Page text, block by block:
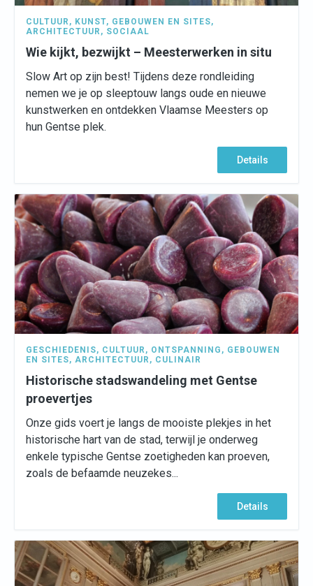
CULTUUR , KUNST, GEBOUWEN EN SITES,
ARCHITECTUUR , SOCIAAL
Wie kijkt, bezwijkt – Meesterwerken in situ
Slow Art op zijn best! Tijdens deze rondleiding
nemen we je op sleeptouw langs oude en nieuwe
kunstwerken en ontdekken Vlaamse Meesters op
hun Gentse plek.
Details
GESCHIEDENIS, CULTUUR , ONTSPANNING , GEBOUWEN
EN SITES, ARCHITECTUUR , CULINAIR
Historische stadswandeling met Gentse
proevertjes
Onze gids voert je langs de mooiste plekjes in het
historische hart van de stad, terwijl je onderweg
enkele typische Gentse zoetigheden kan proeven,
zoals de befaamde neuzekes...
Details